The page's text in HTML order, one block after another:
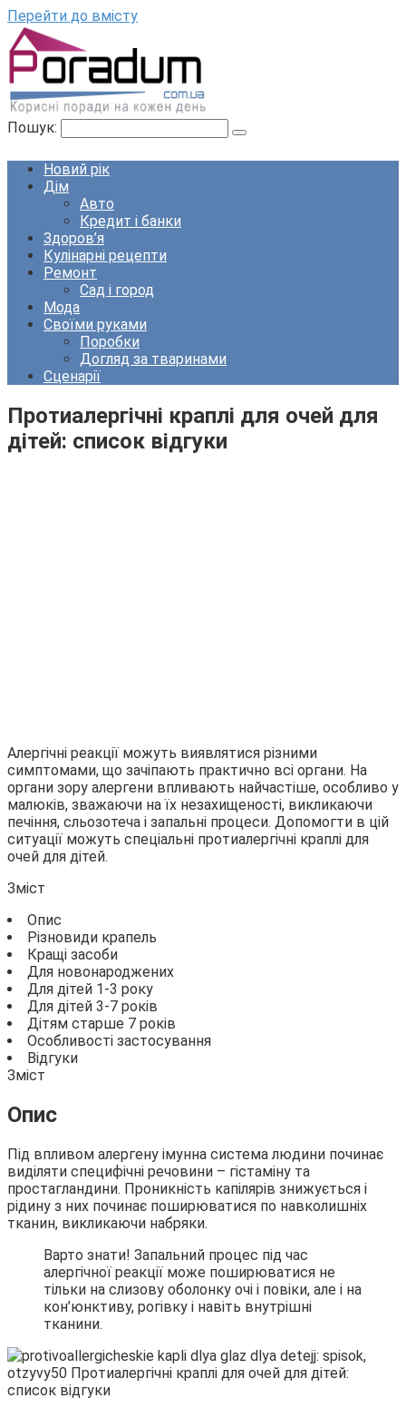
Перейти до вмісту
Пошук:
Новий рік
Дім
Авто
Кредит і банки
Здоров’я
Кулінарні рецепти
Ремонт
Сад і город
Мода
Своїми руками
Поробки
Догляд за тваринами
Сценарії
Протиалергічні краплі для очей для
дітей: список відгуки
Алергічні реакції можуть виявлятися різними
симптомами, що зачіпають практично всі органи. На
органи зору алергени впливають найчастіше, особливо у
малюків, зважаючи на їх незахищеності, викликаючи
печіння, сльозотеча і запальні процеси. Допомогти в цій
ситуації можуть спеціальні протиалергічні краплі для
очей для дітей.
Зміст
Опис
Різновиди крапель
Кращі засоби
Для новонароджених
Для дітей 1-3 року
Для дітей 3-7 років
Дітям старше 7 років
Особливості застосування
Відгуки
Зміст
Опис
Під впливом алергену імунна система людини починає
виділяти специфічні речовини – гістаміну та
простагландини. Проникність капілярів знижується і
рідину з них починає поширюватися по навколишніх
тканин, викликаючи набряки.
Варто знати! Запальний процес під час
алергічної реакції може поширюватися не
тільки на слизову оболонку очі і повіки, але і на
кон’юнктиву, рогівку і навіть внутрішні
тканини.